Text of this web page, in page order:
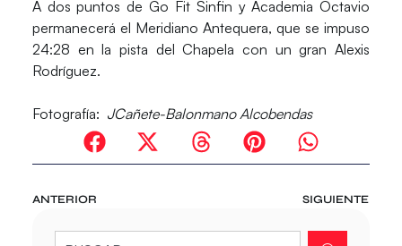
A dos puntos de Go Fit Sinfin y Academia Octavio
permanecerá el Meridiano Antequera, que se impuso
24:28 en la pista del Chapela con un gran Alexis
Rodríguez.
Fotografía: JCañete-Balonmano Alcobendas
ANTERIOR SIGUIENTE